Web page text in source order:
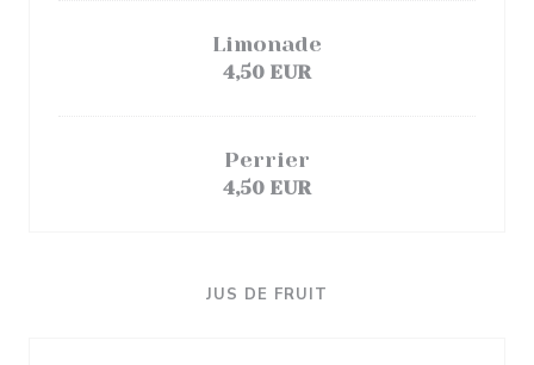
Limonade
4,50 EUR
Perrier
4,50 EUR
JUS DE FRUIT